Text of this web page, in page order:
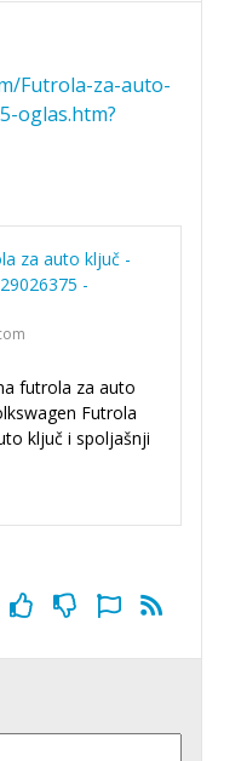
Futrola-za-auto-
oglas.htm?
za auto ključ -
-
futrola za auto
Futrola
ključ i spoljašnji